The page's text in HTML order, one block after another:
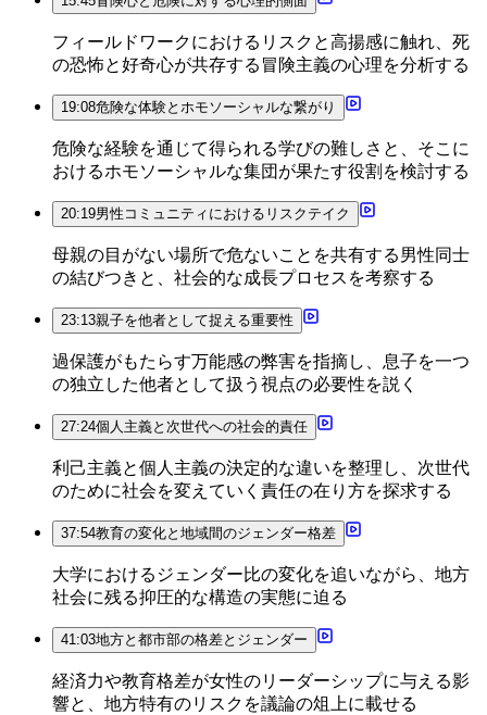
フィールドワークにおけるリスクと高揚感に触れ、死
の恐怖と好奇心が共存する冒険主義の心理を分析する
19:08危険な体験とホモソーシャルな繋がり
危険な経験を通じて得られる学びの難しさと、そこに
おけるホモソーシャルな集団が果たす役割を検討する
20:19男性コミュニティにおけるリスクテイク
母親の目がない場所で危ないことを共有する男性同士
の結びつきと、社会的な成長プロセスを考察する
23:13親子を他者として捉える重要性
過保護がもたらす万能感の弊害を指摘し、息子を一つ
の独立した他者として扱う視点の必要性を説く
27:24個人主義と次世代への社会的責任
利己主義と個人主義の決定的な違いを整理し、次世代
のために社会を変えていく責任の在り方を探求する
37:54教育の変化と地域間のジェンダー格差
大学におけるジェンダー比の変化を追いながら、地方
社会に残る抑圧的な構造の実態に迫る
41:03地方と都市部の格差とジェンダー
経済力や教育格差が女性のリーダーシップに与える影
響と、地方特有のリスクを議論の俎上に載せる